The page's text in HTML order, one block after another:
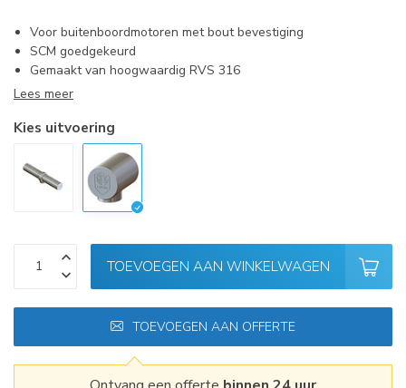
Voor buitenboordmotoren met bout bevestiging
SCM goedgekeurd
Gemaakt van hoogwaardig RVS 316
Lees meer
Kies uitvoering
TOEVOEGEN AAN WINKELWAGEN
TOEVOEGEN AAN OFFERTE